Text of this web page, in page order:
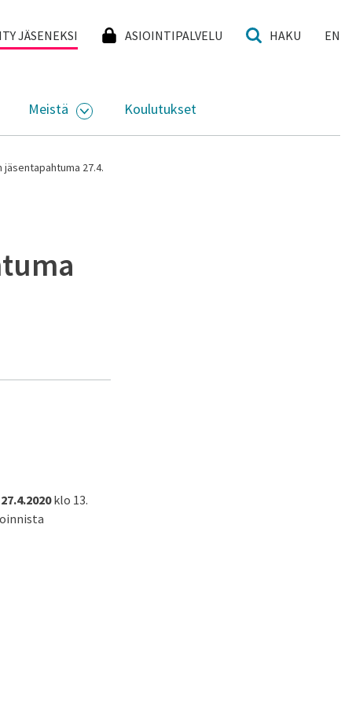
JÄSENEKSI ASIOINTIPALVELU HAKU EN
ALASIVUJEN VALIKKO
Meistä
AVAA ALASIVUJEN VALIKKO
Koulutukset
27.4.
27.4.2020klo 13.